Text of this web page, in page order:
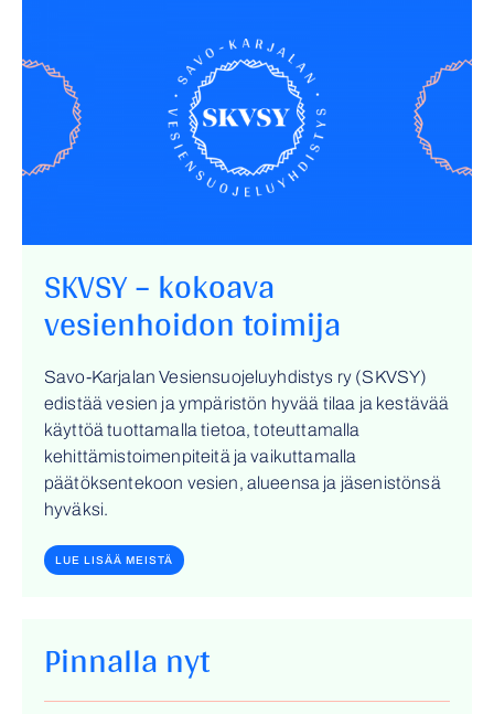
SKVSY – kokoava
vesienhoidon toimija
Savo-Karjalan Vesiensuojeluyhdistys ry (SKVSY)
edistää vesien ja ympäristön hyvää tilaa ja kestävää
käyttöä tuottamalla tietoa, toteuttamalla
kehittämistoimenpiteitä ja vaikuttamalla
päätöksentekoon vesien, alueensa ja jäsenistönsä
hyväksi.
LUE LISÄÄ MEISTÄ
Pinnalla nyt